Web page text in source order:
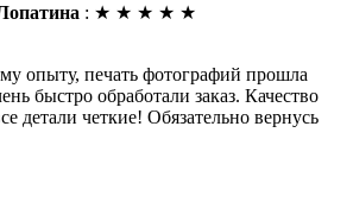
: ★ ★ ★ ★ ★
опыту, печать фотографий прошла
быстро обработали заказ. Качество
детали четкие! Обязательно вернусь